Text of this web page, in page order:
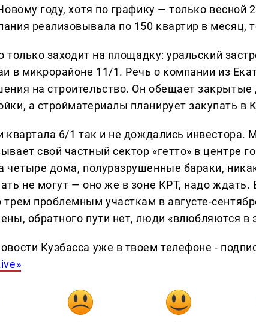
году, хотя по графику — только весной
реализовывала по 150 квартир в месяц,
только заходит на площадку: уральский
в микрорайоне 11/1. Речь о компании из
на строительство. Он обещает
а стройматериалы планирует закупать в
квартала 6/1 так и не дождались инвестора.
свой частный сектор «гетто» в центре
четыре дома, полуразрушенные бараки,
не могут — оно же в зоне КРТ, надо
проблемным участкам в августе-
обратного пути нет, люди «влюбляются в
Кузбасса уже в твоем телефоне -